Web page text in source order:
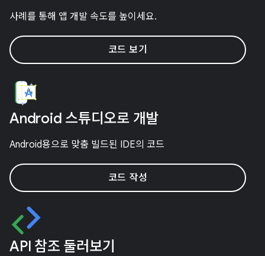
사례를 통해 앱 개발 속도를 높이세요.
코드 보기
Android 스튜디오로 개발
Android용으로 맞춤 빌드된 IDE의 코드
코드 작성
API 참조 둘러보기